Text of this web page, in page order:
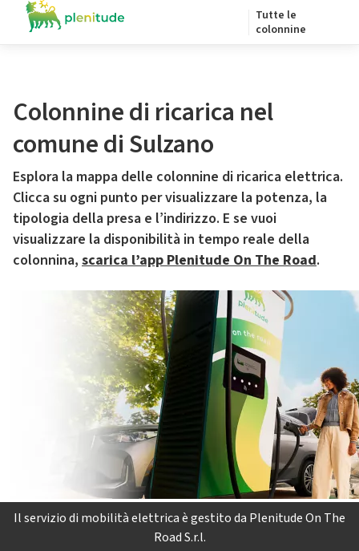
Tutte le
colonnine
Colonnine di ricarica nel
comune di Sulzano
Esplora la mappa delle colonnine di ricarica elettrica.
Clicca su ogni punto per visualizzare la potenza, la
tipologia della presa e l’indirizzo. E se vuoi
visualizzare la disponibilità in tempo reale della
colonnina, scarica l’app Plenitude On The Road.
Il servizio di mobilità elettrica è gestito da Plenitude On The
Road S.r.l.